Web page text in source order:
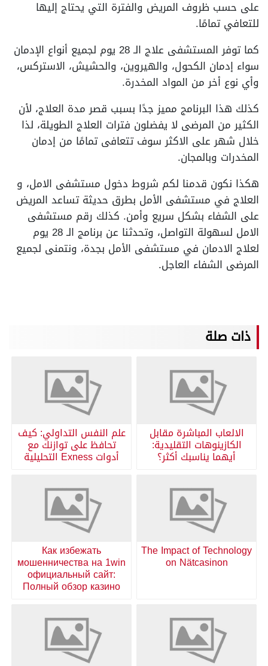
على حسب ظروف المريض والفترة التي يحتاج إليها
للتعافي تمامًا.
كما توفر المستشفى علاج الـ 28 يوم لجميع أنواع الإدمان
سواء إدمان الكحول، والهيروين، والحشيش، الاستركس،
وأي نوع أخر من المواد المخدرة.
كذلك هذا البرنامج مميز جدًا بسبب قصر مدة العلاج، لأن
الكثير من المرضى لا يفضلون فترات العلاج الطويلة، لذا
خلال شهر على الاكثر سوف تتعافى تمامًا من إدمان
المخدرات وبالمجان.
هكذا نكون قدمنا لكم شروط دخول مستشفى الامل، و
العلاج في مستشفى الأمل بطرق حديثة تساعد المريض
على الشفاء بشكل سريع وأمن. كذلك رقم مستشفى
الامل لسهولة التواصل، وتحدثنا عن برنامج الـ 28 يوم
لعلاج الادمان في مستشفى الأمل بجدة، ونتمنى لجميع
المرضى الشفاء العاجل.
ذات صلة
الالعاب المباشرة مقابل
الكازينوهات التقليدية:
أيهما يناسبك أكثر؟
علم النفس التداولي: كيف
تحافظ على توازنك مع
أدوات Exness التحليلية
The Impact of Technology
on Nätcasinon
Как избежать
мошенничества на 1win
официальный сайт:
Полный обзор казино